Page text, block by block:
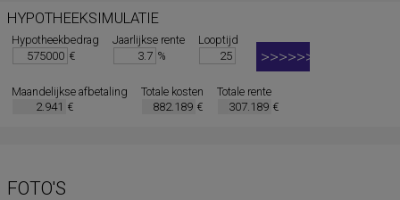
HYPOTHEEKSIMULATIE
Hypotheekbedrag
€
Jaarlijkse rente
%
Looptijd
Maandelijkse afbetaling
€
Totale kosten
€
Totale rente
€
FOTO'S